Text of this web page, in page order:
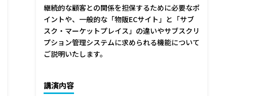
継続的な顧客との関係を担保するために必要なポ
イントや、一般的な「物販ECサイト」と「サブ
スク・マーケットプレイス」の違いやサブスクリ
プション管理システムに求められる機能について
ご説明いたします。
講演内容